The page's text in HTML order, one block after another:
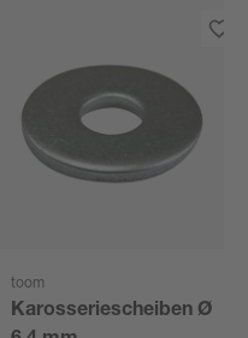
toom
Karosseriescheiben Ø